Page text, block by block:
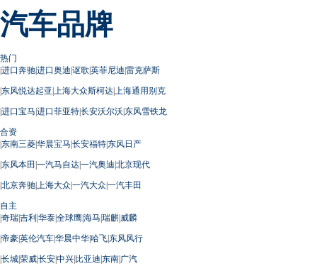
汽车品牌
热门
|进口奔驰|进口奥迪|讴歌|英菲尼迪|雷克萨斯
|东风悦达起亚| 上海大众斯柯达| 上海通用别克
|进口宝马|进口菲亚特|长安沃尔沃|东风雪铁龙
合资
|东南三菱|华晨宝马|长安福特|东风日产
|东风本田 |一汽马自达|一汽奥迪|北京现代
|北京奔驰| 上海大众|一汽大众|一汽丰田
自主
|奇瑞|吉利|华泰|全球鹰|海马|瑞麒|威麟
|帝豪|英伦汽车|华晨中华|哈飞|东风风行
|长城|荣威|长安|中兴|比亚迪|东南|广汽